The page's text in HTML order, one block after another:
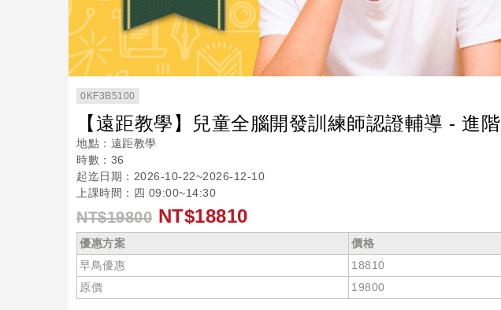
0KF3B5100
【遠距教學】兒童全腦開發訓練師認證輔導 - 進階
地點：遠距教學
時數：36
起迄日期：2026-10-22~2026-12-10
上課時間：四 09:00~14:30
NT$19800 NT$18810
優惠方案 價格
早鳥優惠
18810
原價
19800